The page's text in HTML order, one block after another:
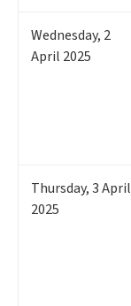
Wednesday, 2
April 2025
Thursday,3April
2025